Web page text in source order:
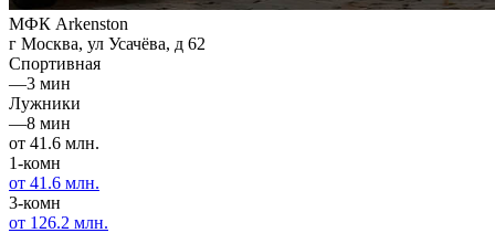
МФК Arkenston
г Москва, ул Усачёва, д 62
Спортивная
—3 мин
Лужники
—8 мин
от 41.6 млн.
1-комн
от 41.6 млн.
3-комн
от 126.2 млн.